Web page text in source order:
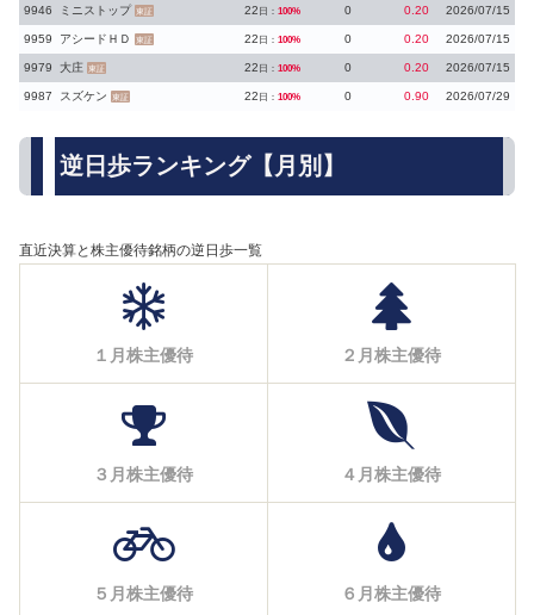
9946 ミニストップ 東証 22 日： 100% 0 0.20 2026/07/15
9959 アシードＨＤ 東証 22 日： 100% 0 0.20 2026/07/15
9979 大庄 東証 22 日： 100% 0 0.20 2026/07/15
9987 スズケン 東証 22 日： 100% 0 0.90 2026/07/29
逆日歩ランキング【月別】
直近決算と株主優待銘柄の逆日歩一覧
１月株主優待 ２月株主優待
３月株主優待 ４月株主優待
５月株主優待 ６月株主優待